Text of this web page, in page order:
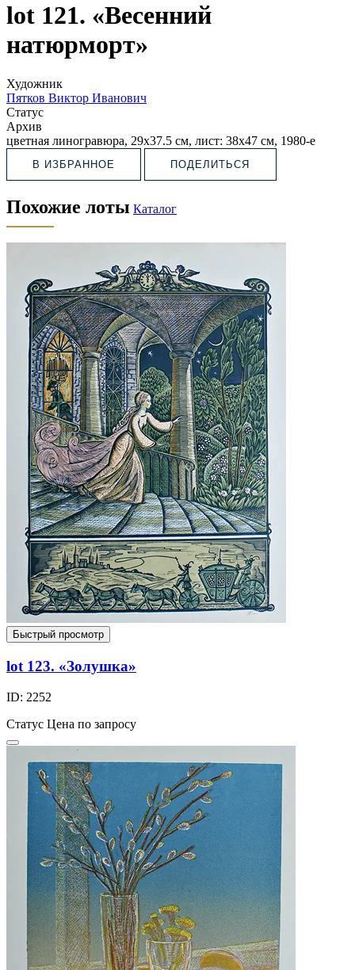
lot 121. «Весенний
натюрморт»
Художник
Пятков Виктор Иванович
Статус
Архив
цветная линогравюра, 29х37.5 см, лист: 38х47 см, 1980-е
В ИЗБРАННОЕ ПОДЕЛИТЬСЯ
Похожие лоты Каталог
Быстрый просмотр
lot 123. «Золушка»
ID: 2252
Статус Цена по запросу